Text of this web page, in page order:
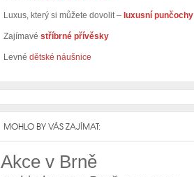
Luxus, který si můžete dovolit – luxusní punčochy
Zajímavé stříbrné přívěsky
Levné dětské náušnice
MOHLO BY VÁS ZAJÍMAT:
Akce v Brně